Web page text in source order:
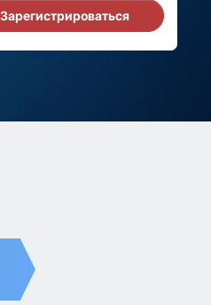
Зарегистрироваться